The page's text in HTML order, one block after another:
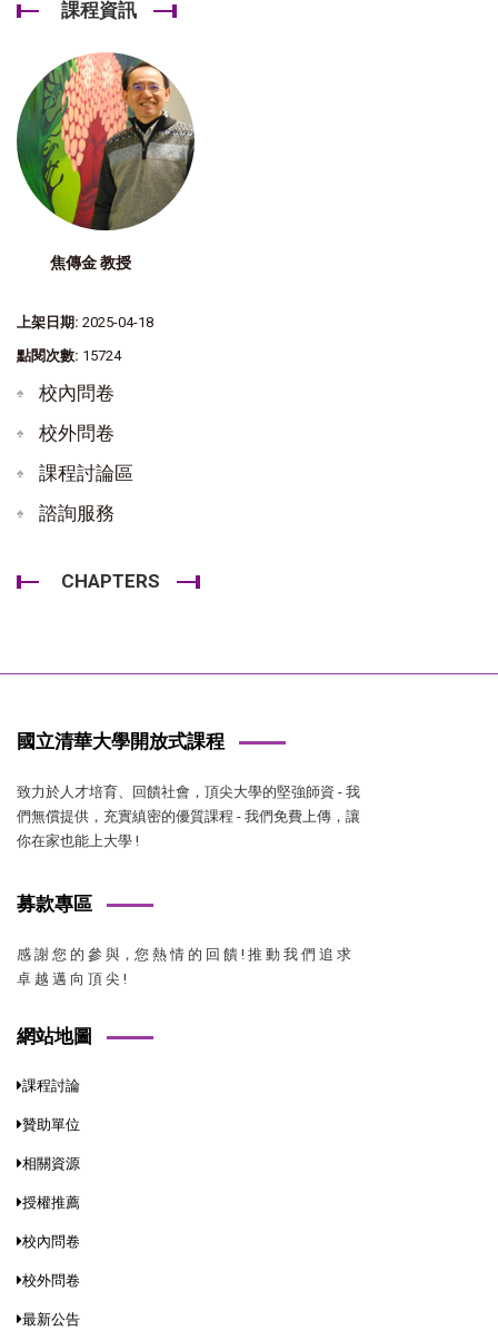
課程資訊
焦傳金 教授
上架日期: 2025-04-18
點閱次數: 15724
校內問卷
校外問卷
課程討論區
諮詢服務
CHAPTERS
國立清華大學開放式課程
致力於人才培育、回饋社會，頂尖大學的堅強師資 - 我
們無償提供，充實縝密的優質課程 - 我們免費上傳，讓
你在家也能上大學 !
募款專區
感 謝 您 的 參 與，您 熱 情 的 回 饋 ! 推 動 我 們 追 求
卓 越 邁 向 頂 尖 !
網站地圖
課程討論
贊助單位
相關資源
授權推薦
校內問卷
校外問卷
最新公告